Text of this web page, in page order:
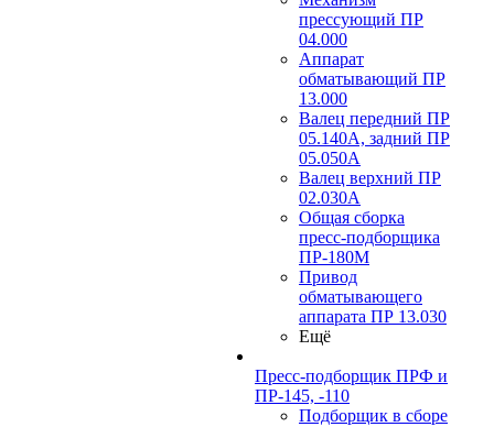
прессующий ПР
04.000
Аппарат
обматывающий ПР
13.000
Валец передний ПР
05.140A, задний ПР
05.050A
Валец верхний ПР
02.030A
Общая сборка
пресс-подборщика
ПР-180М
Привод
обматывающего
аппарата ПР 13.030
Ещё
Пресс-подборщик ПРФ и
ПР-145, -110
Подборщик в сборе